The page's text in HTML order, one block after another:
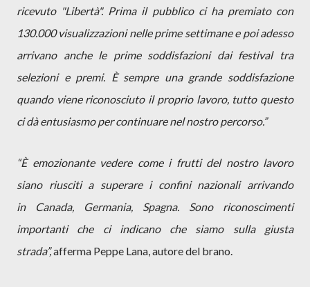
ricevuto "Libertà". Prima il pubblico ci ha premiato con
130.000 visualizzazioni nelle prime settimane e poi adesso
arrivano anche le prime soddisfazioni dai festival tra
selezioni e premi. È sempre una grande soddisfazione
quando viene riconosciuto il proprio lavoro, tutto questo
ci dà entusiasmo per continuare nel nostro percorso.”
“È emozionante vedere come i frutti del nostro lavoro
siano riusciti a superare i confini nazionali arrivando
in Canada, Germania, Spagna. Sono riconoscimenti
importanti che ci indicano che siamo sulla giusta
strada”,afferma Peppe Lana, autore del brano.